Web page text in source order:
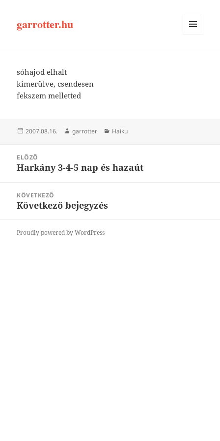
garrotter.hu
sóhajod elhalt
kimerülve, csendesen
fekszem melletted
Közzétéve
2007.08.16. Szerző
garrotter Kategória
Haiku
navigáció
ELŐZŐ
Korábbi
Harkány 3-4-5 nap és hazaút
KÖVETKEZŐ
Következő
Következő bejegyzés
Proudly powered by WordPress